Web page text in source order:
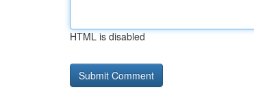
HTML is disabled